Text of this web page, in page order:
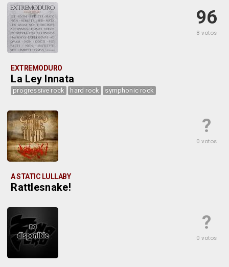
96
8 votos
EXTREMODURO
La Ley Innata
progressive rock hard rock symphonic rock
?
0 votos
A STATIC LULLABY
Rattlesnake!
?
0 votos